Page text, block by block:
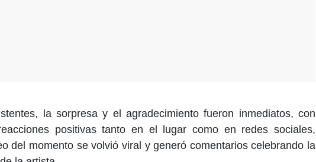
la sorpresa y el agradecimiento fueron inmediatos, con
positivas tanto en el lugar como en redes sociales,
del momento se volvió viral y generó comentarios celebrando la